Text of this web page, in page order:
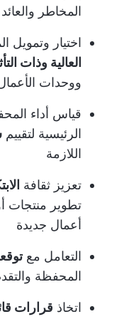
المخاطر
اختيار وتمويل
العالية وذات
ووحدات
قياس أداء
الرئيسية لتقييم
اللازمة
تعزيز ثقافة
تطوير منتجات
أعمال جديدة
التعامل مع
المحفظة
اتخاذ قرارات